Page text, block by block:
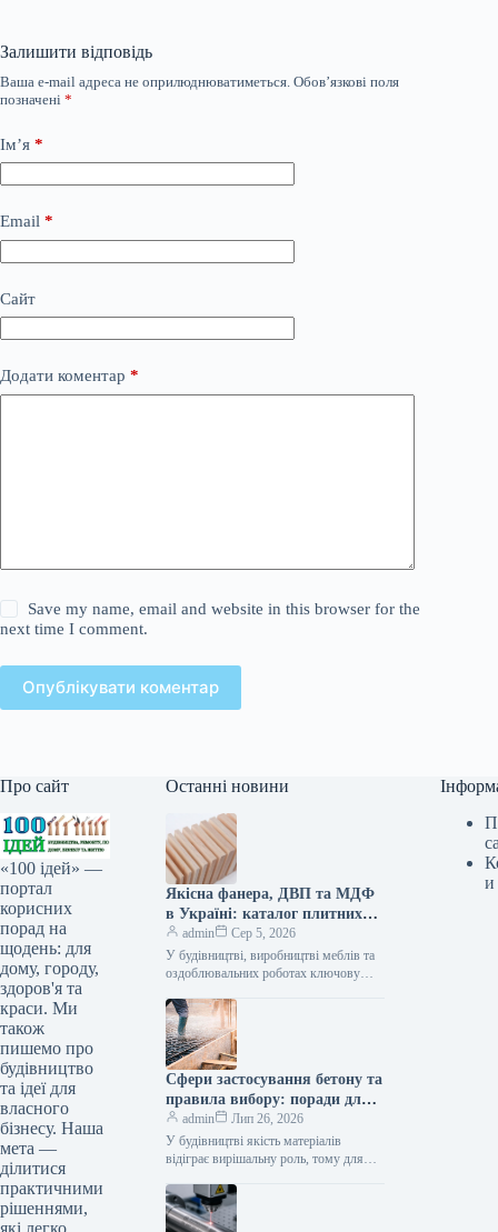
Залишити відповідь
Ваша e-mail адреса не оприлюднюватиметься. Обов’язкові поля
позначені *
Ім’я *
Email *
Сайт
Додати коментар *
Save my name, email and website in this browser for the
next time I comment.
Опублікувати коментар
Про сайт
«100 ідей» —
портал
корисних
порад на
щодень: для
дому, городу,
здоров'я та
краси. Ми
також
пишемо про
будівництво
та ідеї для
власного
бізнесу. Наша
мета —
ділитися
практичними
рішеннями,
Останні новини
Якісна фанера, ДВП та МДФ
в Україні: каталог плитних
матеріалів від «ВІН-ВУД»
admin
Сер 5, 2026
У будівництві, виробництві меблів та
оздоблювальних роботах ключову
сировини. Компанія «ВІН-ВУД» уже
тривалий час займається…
Сфери застосування бетону та
правила вибору: поради для
приватного й промислового
будівництва
admin
Лип 26, 2026
У будівництві якість матеріалів
відіграє вирішальну роль, тому для
обирати перевірених виробників, таких
як компанія Промбудцентр,…
и